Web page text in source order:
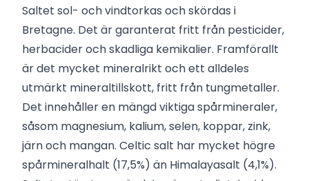
Saltet sol- och vindtorkas och skördas i
Bretagne. Det är garanterat fritt från pesticider,
herbacider och skadliga kemikalier. Framförallt
är det mycket mineralrikt och ett alldeles
utmärkt mineraltillskott, fritt från tungmetaller.
Det innehåller en mängd viktiga spårmineraler,
såsom magnesium, kalium, selen, koppar, zink,
järn och mangan. Celtic salt har mycket högre
spårmineralhalt (17,5%) än Himalayasalt (4,1%).